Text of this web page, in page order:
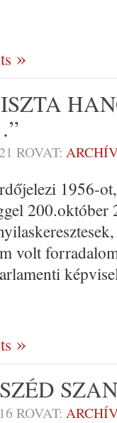
ROVAT:
1956-
volt
ROVAT: